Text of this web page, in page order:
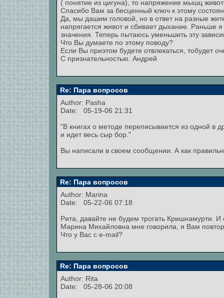
( понятие из цигуна), то напряжение мышц
Спасибо Вам за бесценный ключ к этому
Да, мы дашим головой, но в ответ на разные
напрягается живот и сбивает дыхание. Раньше
значения. Теперь пытаюсь уменьшить эту
Что Вы думаете по этому поводу?
Если Вы приэтом будете отвлекаться, тобудет
С признательностью. Андрей
Re: Пара вопросов
Author: Pasha
Date: 05-19-06 21:31
"В книгах о методе переписывается из одной в
и идет весь сыр бор."
Вы написали в своем сообщении. А как
Re: Пара вопросов
Author: Marina
Date: 05-22-06 07:18
Рита, давайте не будем трогать Кришнамурти.
Марина Михайловна мне говорила, я Вам
Что у Вас с e-mail?
Re: Пара вопросов
Author: Rita
Date: 05-28-06 20:08